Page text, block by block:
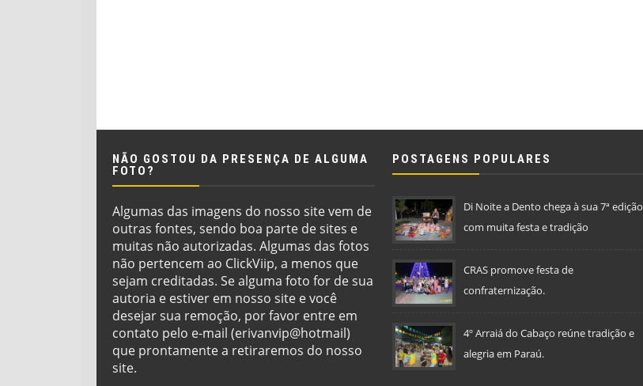
NÃO GOSTOU DA PRESENÇA DE ALGUMA
FOTO?
Algumas das imagens do nosso site vem de
outras fontes, sendo boa parte de sites e
muitas não autorizadas. Algumas das fotos
não pertencem ao ClickViip, a menos que
sejam creditadas. Se alguma foto for de sua
autoria e estiver em nosso site e você
desejar sua remoção, por favor entre em
contato pelo e-mail (erivanvip@hotmail)
que prontamente a retiraremos do nosso
site.
POSTAGENS POPULARES
Di Noite a Dento chega à sua 7ª edição
com muita festa e tradição
CRAS promove festa de
confraternização.
4º Arraiá do Cabaço reúne tradição e
alegria em Paraú.